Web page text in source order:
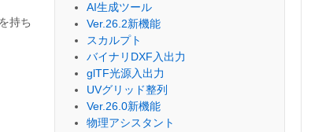
持ち
AI生成ツール
Ver.26.2新機能
スカルプト
バイナリDXF入出力
glTF光源入出力
UVグリッド整列
Ver.26.0新機能
物理アシスタント